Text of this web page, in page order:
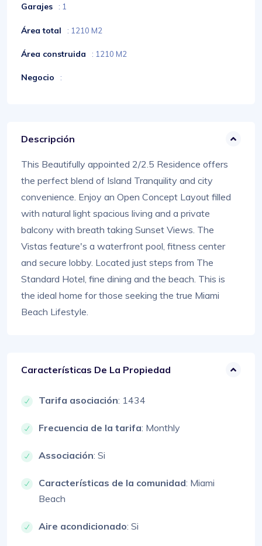
Garajes : 1
Área total : 1210 M2
Área construida : 1210 M2
Negocio :
Descripción
This Beautifully appointed 2/2.5 Residence offers
the perfect blend of Island Tranquility and city
convenience. Enjoy an Open Concept Layout filled
with natural light spacious living and a private
balcony with breath taking Sunset Views. The
Vistas feature's a waterfront pool, fitness center
and secure lobby. Located just steps from The
Standard Hotel, fine dining and the beach. This is
the ideal home for those seeking the true Miami
Beach Lifestyle.
Características De La Propiedad
Tarifa asociación: 1434
Frecuencia de la tarifa: Monthly
Associación: Si
Características de la comunidad: Miami
Beach
Aire acondicionado: Si